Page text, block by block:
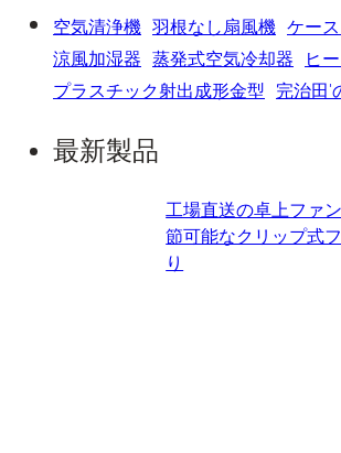
空気清浄機 羽根なし扇風機 ケー
涼風加湿器 蒸発式空気冷却器 ヒ
プラスチック射出成形金型 完治田'
最新製品
工場直送の卓上ファ
節可能なクリップ式
り